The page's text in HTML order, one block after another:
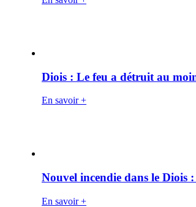
Diois : Le feu a détruit au
En savoir +
Nouvel incendie dans le Diois
En savoir +